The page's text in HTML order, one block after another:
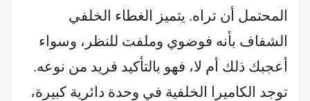
المحتمل أن تراه. يتميز الغطاء الخلفي
الشفاف بأنه فوضوي وملفت للنظر، وسواء
أعجبك ذلك أم لا، فهو بالتأكيد فريد من نوعه.
توجد الكاميرا الخلفية في وحدة دائرية كبيرة،